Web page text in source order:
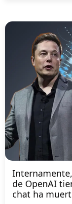
de OpenAI
chat ha